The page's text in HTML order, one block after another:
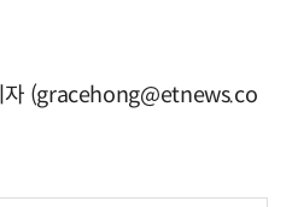
자 (gracehong@etnews.co